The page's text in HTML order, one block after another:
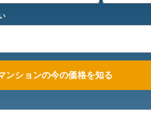
ンションの今の価格を知る